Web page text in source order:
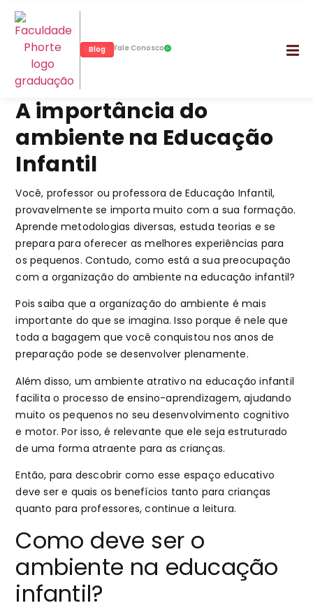
Blog Fale Conosco
A importância do
ambiente na Educação
Infantil
Você, professor ou professora de Educação Infantil,
provavelmente se importa muito com a sua formação.
Aprende metodologias diversas, estuda teorias e se
prepara para oferecer as melhores experiências para
os pequenos. Contudo, como está a sua preocupação
com a organização do ambiente na educação infantil?
Pois saiba que a organização do ambiente é mais
importante do que se imagina. Isso porque é nele que
toda a bagagem que você conquistou nos anos de
preparação pode se desenvolver plenamente.
Além disso, um ambiente atrativo na educação infantil
facilita o processo de ensino-aprendizagem, ajudando
muito os pequenos no seu desenvolvimento cognitivo
e motor. Por isso, é relevante que ele seja estruturado
de uma forma atraente para as crianças.
Então, para descobrir como esse espaço educativo
deve ser e quais os benefícios tanto para crianças
quanto para professores, continue a leitura.
Como deve ser o
ambiente na educação
infantil?